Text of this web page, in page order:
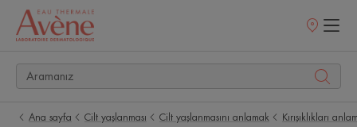
Satış
Ana sayfa Cilt yaşlanması Cilt yaşlanmasını anlamak Kırışıklıkları